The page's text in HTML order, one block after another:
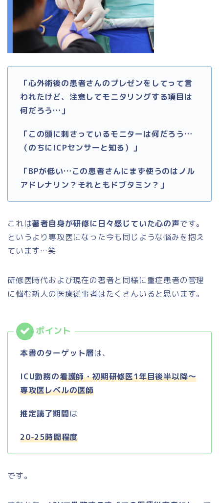
「心外術後の患者さんのプレゼンをしてって言
われたけど、注意してモニタリングする項目は
何だろう…」
「この頭に刺さっているモニターは何だろう…
（のちにICPセンサーと知る）」
「BPが低い…この患者さんにまず使うのはノル
アドレナリン？それともドブタミン？」
これは著者自身が研修に日々感じていた心の声です。
というより専攻医になった今も同じような悩みを抱え
ています…笑
研修医時代および現在の著者と同様に重症患者の管理
に悩む新人の医療従事者はたくさんいると思います。
本書のターゲット層は、
ICU勤務の看護師・初期研修医1年目後半以降～
専攻医レベルの医師
推定読了期間は
20-25時間程度
です。